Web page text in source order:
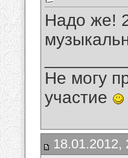
Надо же!
Не могу
участие
18.01.2012,